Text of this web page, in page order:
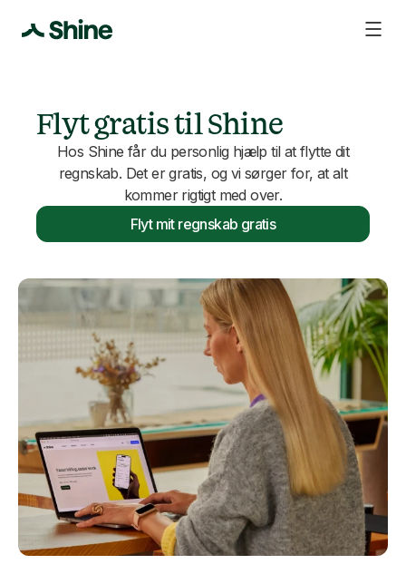
Flyt gratis til Shine
Hos Shine får du personlig hjælp til at flytte dit
regnskab. Det er gratis, og vi sørger for, at alt
kommer rigtigt med over.
Flyt mit regnskab gratis